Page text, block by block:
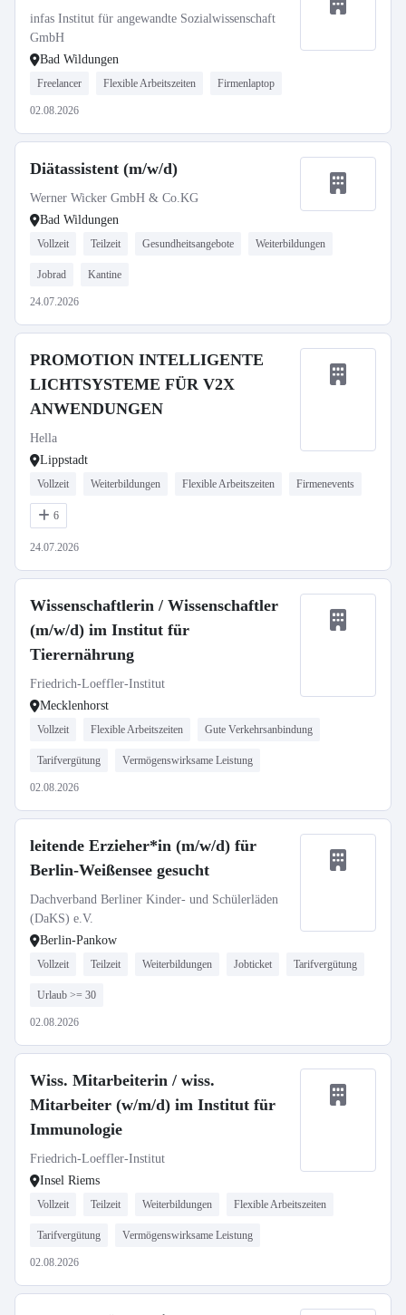
infas Institut für angewandte Sozialwissenschaft
GmbH
Bad Wildungen
Freelancer Flexible Arbeitszeiten Firmenlaptop
02.08.2026
Diätassistent (m/w/d)
Werner Wicker GmbH & Co.KG
Bad Wildungen
Vollzeit Teilzeit Gesundheitsangebote Weiterbildungen
Jobrad Kantine
24.07.2026
PROMOTION INTELLIGENTE
LICHTSYSTEME FÜR V2X
ANWENDUNGEN
Hella
Lippstadt
Vollzeit Weiterbildungen Flexible Arbeitszeiten Firmenevents
6
24.07.2026
Wissenschaftlerin / Wissenschaftler
(m/w/d) im Institut für
Tierernährung
Friedrich-Loeffler-Institut
Mecklenhorst
Vollzeit Flexible Arbeitszeiten Gute Verkehrsanbindung
Tarifvergütung Vermögenswirksame Leistung
02.08.2026
leitende Erzieher*in (m/w/d) für
Berlin-Weißensee gesucht
Dachverband Berliner Kinder- und Schülerläden
(DaKS) e.V.
Berlin-Pankow
Vollzeit Teilzeit Weiterbildungen Jobticket Tarifvergütung
Urlaub >= 30
02.08.2026
Wiss. Mitarbeiterin / wiss.
Mitarbeiter (w/m/d) im Institut für
Immunologie
Friedrich-Loeffler-Institut
Insel Riems
Vollzeit Teilzeit Weiterbildungen Flexible Arbeitszeiten
Tarifvergütung Vermögenswirksame Leistung
02.08.2026